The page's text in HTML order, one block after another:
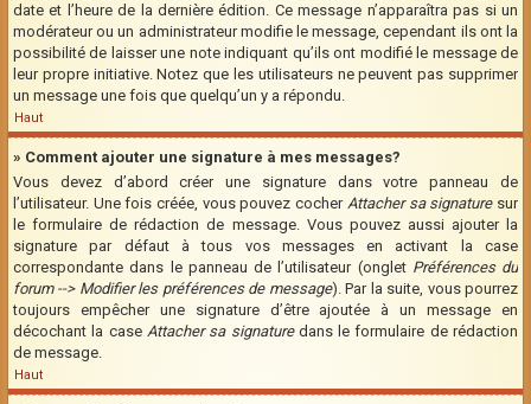
date et l’heure de la dernière édition. Ce message n’apparaîtra pas si un
modérateur ou un administrateur modifie le message, cependant ils ont la
possibilité de laisser une note indiquant qu’ils ont modifié le message de
leur propre initiative. Notez que les utilisateurs ne peuvent pas supprimer
un message une fois que quelqu’un y a répondu.
Haut
» Comment ajouter une signature à mes messages?
Vous devez d’abord créer une signature dans votre panneau de
l’utilisateur. Une fois créée, vous pouvez cocher Attacher sa signaturesur
le formulaire de rédaction de message. Vous pouvez aussi ajouter la
signature par défaut à tous vos messages en activant la case
correspondante dans le panneau de l’utilisateur (onglet Préférences du
forum --> Modifier les préférences de message). Par la suite, vous pourrez
toujours empêcher une signature d’être ajoutée à un message en
décochant la case Attacher sa signaturedans le formulaire de rédaction
de message.
Haut